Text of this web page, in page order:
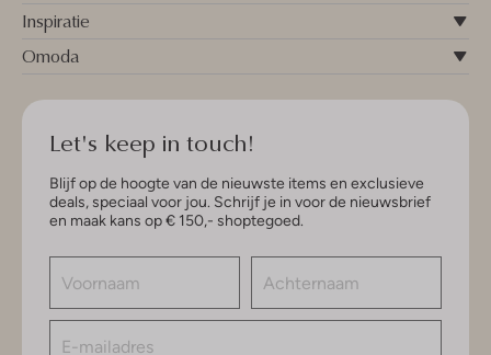
Inspiratie
Omoda
Let's keep in touch!
Blijf op de hoogte van de nieuwste items en exclusieve
deals, speciaal voor jou. Schrijf je in voor de nieuwsbrief
en maak kans op € 150,- shoptegoed.